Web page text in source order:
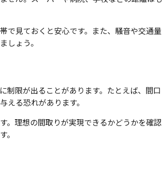
で見ておくと安心です。また、騒音や交通量
しょう。
制限が出ることがあります。たとえば、間口
る恐れがあります。
。理想の間取りが実現できるかどうかを確認
。